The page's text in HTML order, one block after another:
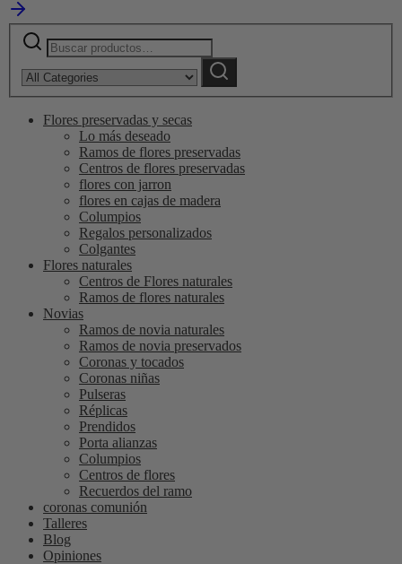
Buscar
por:
category:
Buscar
Flores preservadas y secas
Lo más deseado
Ramos de flores preservadas
Centros de flores preservadas
flores con jarron
flores en cajas de madera
Columpios
Regalos personalizados
Colgantes
Flores naturales
Centros de Flores naturales
Ramos de flores naturales
Novias
Ramos de novia naturales
Ramos de novia preservados
Coronas y tocados
Coronas niñas
Pulseras
Réplicas
Prendidos
Porta alianzas
Columpios
Centros de flores
Recuerdos del ramo
coronas comunión
Talleres
Blog
Opiniones